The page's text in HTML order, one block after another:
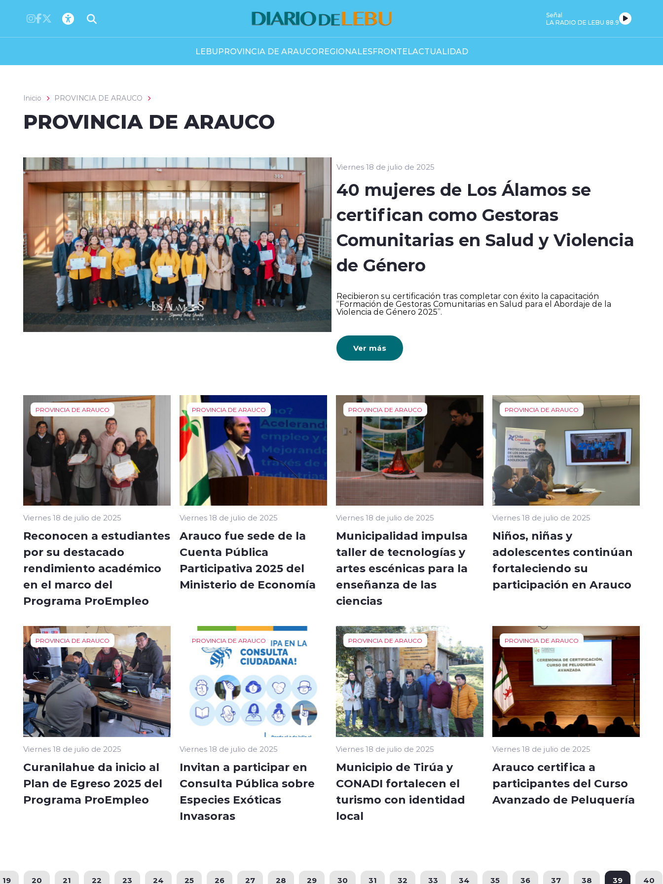
Señal
LA RADIO DE LEBU 88.9
LEBUPROVINCIA DE ARAUCOREGIONALESFRONTELACTUALIDAD
Inicio PROVINCIA DE ARAUCO
PROVINCIA DE ARAUCO
Viernes 18 de julio de 2025
40 mujeres de Los Álamos se
certifican como Gestoras
Comunitarias en Salud y Violencia
de Género
Recibieron su certificación tras completar con éxito la capacitación
“Formación de Gestoras Comunitarias en Salud para el Abordaje de la
Violencia de Género 2025”.
Ver más
PROVINCIA DE ARAUCO
Viernes 18 de julio de 2025
Reconocen a estudiantes
por su destacado
rendimiento académico
en el marco del
Programa ProEmpleo
PROVINCIA DE ARAUCO
Viernes 18 de julio de 2025
Arauco fue sede de la
Cuenta Pública
Participativa 2025 del
Ministerio de Economía
PROVINCIA DE ARAUCO
Viernes 18 de julio de 2025
Municipalidad impulsa
taller de tecnologías y
artes escénicas para la
enseñanza de las
ciencias
PROVINCIA DE ARAUCO
Viernes 18 de julio de 2025
Niños, niñas y
adolescentes continúan
fortaleciendo su
participación en Arauco
PROVINCIA DE ARAUCO
Viernes 18 de julio de 2025
Curanilahue da inicio al
Plan de Egreso 2025 del
Programa ProEmpleo
PROVINCIA DE ARAUCO
Viernes 18 de julio de 2025
Invitan a participar en
Consulta Pública sobre
Especies Exóticas
Invasoras
PROVINCIA DE ARAUCO
Viernes 18 de julio de 2025
Municipio de Tirúa y
CONADI fortalecen el
turismo con identidad
local
PROVINCIA DE ARAUCO
Viernes 18 de julio de 2025
Arauco certifica a
participantes del Curso
Avanzado de Peluquería
19 20 21 22 23 24 25 26 27 28 29 30 31 32 33 34 35 36 37 38 39 40